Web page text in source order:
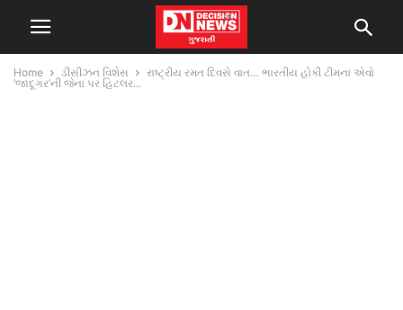
Home ડીસીઝન વિશેસ
રાષ્ટ્રીય રમત દિવસે વાત… ભારતીય હોકી ટીમના એવો
‘જાદૂગર’ની જેના પર હિટલર...